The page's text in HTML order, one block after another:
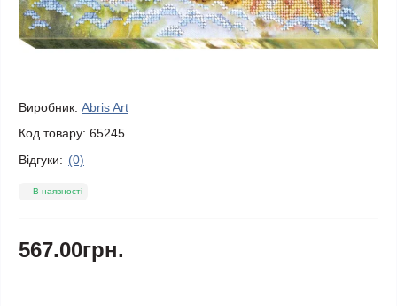
Виробник: Abris Art
Код товару: 65245
Відгуки: (0)
В наявності
567.00грн.